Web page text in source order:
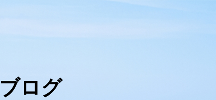
ブログ